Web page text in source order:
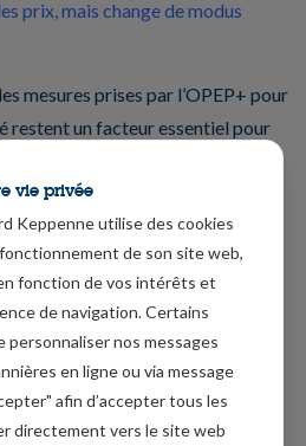
prix, mais change de modus
mesures prises par l’OPEP+ pour
restent un facteur essentiel pour
a réduit la production de 9,7
jour en mai et juin, et de 7,7
jour pendant le reste de l’année.
groupe a convenu de prolonger
de 7,2 millions de barils
de la production de 500 000
que le nouvel accord soit
vie privée
Keppenne utilise des cookies
de son site web,
fonction de vos intérêts et
de navigation. Certains
nos messages
en ligne ou via message
afin d’accepter tous les
directement vers le site web